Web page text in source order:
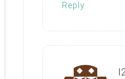
Reply